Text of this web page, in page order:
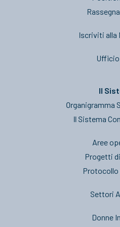
Iscriviti alla
Il
Organigramma
Il Sistema
Aree
Progetti
Protocollo
Settori
Donne